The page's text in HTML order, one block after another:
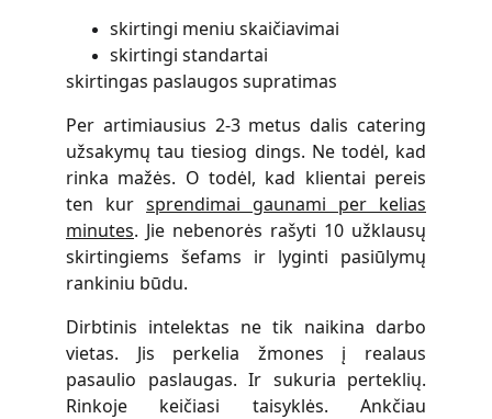
skirtingi meniu skaičiavimai
skirtingi standartai
skirtingas paslaugos supratimas
Per artimiausius 2-3 metus dalis catering
užsakymų tau tiesiog dings. Ne todėl, kad
rinka mažės. O todėl, kad klientai pereis
ten kur sprendimai gaunami per kelias
minutes. Jie nebenorės rašyti 10 užklausų
skirtingiems šefams ir lyginti pasiūlymų
rankiniu būdu.
Dirbtinis intelektas ne tik naikina darbo
vietas. Jis perkelia žmones į realaus
pasaulio paslaugas. Ir sukuria perteklių.
Rinkoje keičiasi taisyklės. Ankčiau